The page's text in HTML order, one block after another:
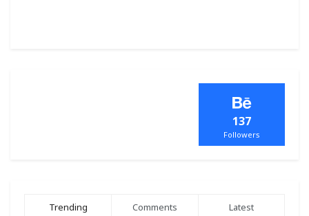
137
Followers
Trending Comments Latest